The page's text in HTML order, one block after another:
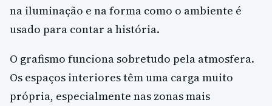
na iluminação e na forma como o ambiente é
usado para contar a história.
O grafismo funciona sobretudo pela atmosfera.
Os espaços interiores têm uma carga muito
própria, especialmente nas zonas mais